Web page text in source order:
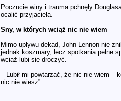
Poczucie winy i trauma pchnęły
ocalić przyjaciela.
Sny, w których wciąż nic nie wiem
Mimo upływu dekad, John Lennon nie
jednak koszmary, lecz spotkania pełne
wciąż lubi się droczyć.
– Lubił mi powtarzać, że nic nie wiem –
nic nie wiesz”.